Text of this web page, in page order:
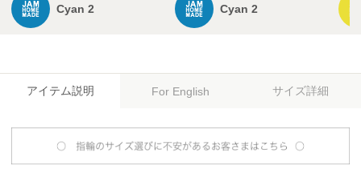
Cyan 2 Cyan 2
アイテム説明 For English サイズ詳細